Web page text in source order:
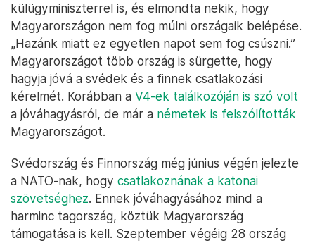
külügyminiszterrel is, és elmondta nekik, hogy
Magyarországon nem fog múlni országaik belépése.
„Hazánk miatt ez egyetlen napot sem fog csúszni.”
Magyarországot több ország is sürgette, hogy
hagyja jóvá a svédek és a finnek csatlakozási
kérelmét. Korábban a V4-ek találkozóján is szó volt
a jóváhagyásról, de már a németek is felszólították
Magyarországot.
Svédország és Finnország még június végén jelezte
a NATO-nak, hogy csatlakoznának a katonai
szövetséghez. Ennek jóváhagyásához mind a
harminc tagország, köztük Magyarország
támogatása is kell. Szeptember végéig 28 ország